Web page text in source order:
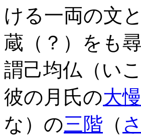
ける一両の文
蔵（？）をも
謂己均仏（い
彼の月氏の大慢
な）の三階 （